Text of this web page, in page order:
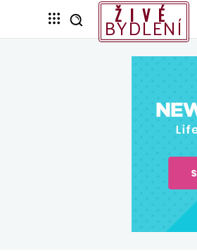
ŽIVÉ
BYDLENÍ